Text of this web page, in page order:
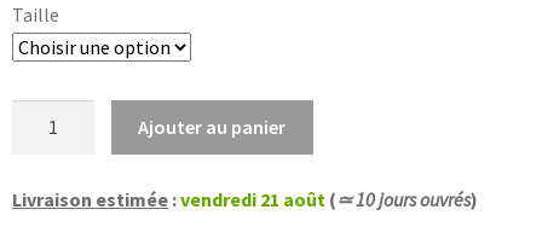
Taille
Outback
Ajouter au panier
Livraison estimée :vendredi 21 août (≃ 10 jours ouvrés)